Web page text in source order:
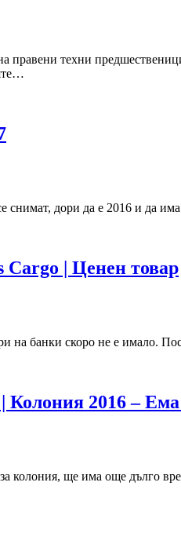
техни
снимат, дори да е 2016 и да
| Ценен товар
на банки скоро не е имало.
Колония 2016 –
колония, ще има още дълго